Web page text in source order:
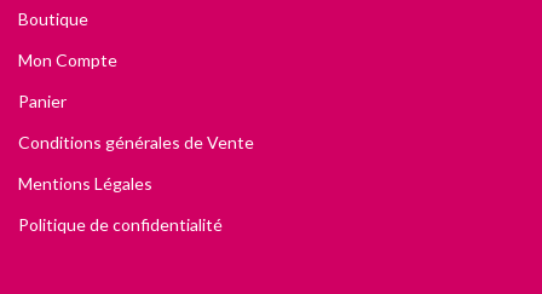
Boutique
Mon Compte
Panier
Conditions générales de Vente
Mentions Légales
Politique de confidentialité